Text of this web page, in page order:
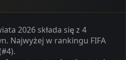
2026 składa się z 4
Najwyżej w rankingu FIFA